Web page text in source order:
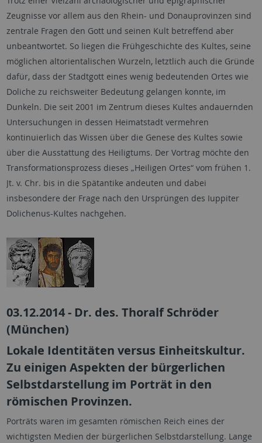
Zeugnisse vor allem aus den Rhein- und Donauprovinzen sind
zentrale Fragen den Gott und seinen Kult betreffend aber
unbeantwortet. So liegen die Frühgeschichte des Kultes, seine
möglichen altorientalischen Wurzeln, letztlich auch die Gründe
dafür, dass der Stadtgott eines wenig bedeutenden Ortes wie
Doliche zu reichsweiter Bedeutung gelangen konnte, im
Dunkeln. Die seit 2001 im Zentrum dieses Kultes andauernden
Untersuchungen in dessen Heimatstadt vermehren
kontinuierlich das Wissen über die Genese des Kultes sowie
über die Ausstattung des Heiligtums. Der Vortrag möchte den
Transformationsprozess dieses „Heiligen Ortes“ vom frühen 1.
Jt. v. Chr. bis in die Spätantike andeuten und dabei
insbesondere der Frage nach den Ursprüngen des Iuppiter
Dolichenus-Kultes nachgehen.
03.12.2014 - Dr. des. Thoralf Schröder
(München)
Lokale Identitäten versus Einheitskultur.
Zu einigen Aspekten der bürgerlichen
Selbstdarstellung im Porträt in den
römischen Provinzen.
Porträts waren im gesamten römischen Reich eines der
wichtigsten Medien der bürgerlichen Selbstdarstellung. Lange